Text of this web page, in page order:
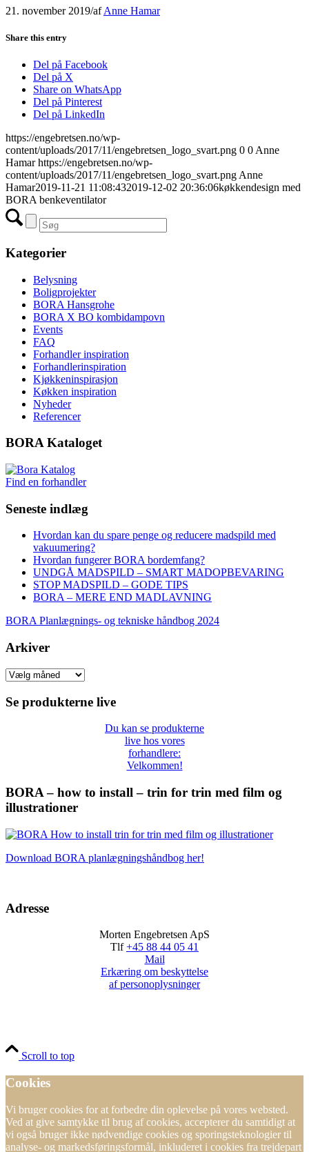
21. november 2019/afAnne Hamar
Share this entry
Del på Facebook
Del på X
Share on WhatsApp
Del på Pinterest
Del på LinkedIn
https://engebretsen.no/wp-
content/uploads/2017/11/engebretsen_logo_svart.png 0 0 Anne
Hamar https://engebretsen.no/wp-
content/uploads/2017/11/engebretsen_logo_svart.png Anne
Hamar2019-11-21 11:08:432019-12-02 20:36:06køkkendesign med
BORA benkeventilator
Kategorier
Belysning
Boligprojekter
BORA Hansgrohe
BORA X BO kombidampovn
Events
FAQ
Forhandler inspiration
Forhandlerinspiration
Kjøkkeninspirasjon
Køkken inspiration
Nyheder
Referencer
BORA Kataloget
Find en forhandler
Seneste indlæg
Hvordan kan du spare penge og reducere madspild med
vakuumering?
Hvordan fungerer BORA bordemfang?
UNDGÅ MADSPILD – SMART MADOPBEVARING
STOP MADSPILD – GODE TIPS
BORA – MERE END MADLAVNING
BORA Planlægnings- og tekniske håndbog 2024
Arkiver
Arkiver
Se produkterne live
Du kan se produkterne
live hos vores
forhandlere:
Velkommen!
BORA – how to install – trin for trin med film og
illustrationer
Download BORA planlægningshåndbog her!
Adresse
Morten Engebretsen ApS
Tlf+45 88 44 05 41
Mail
Erkæring om beskyttelse
af personoplysninger
Scroll to top
Cookies
Vi bruger cookies for at forbedre din oplevelse på vores websted.
Ved at give samtykke til brug af cookies, accepterer du samtidigt at
vi også bruger ikke nødvendige cookies og sporingsteknologier til
analyse- og markedsføringsformål, inkluderet i cookies fra trejdepart